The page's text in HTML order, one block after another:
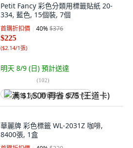
Petit Fancy 彩色分類用標籤貼紙 20-
334, 藍色, 15個裝, 7個
首購折扣價 40%$376
$225
($2.14/1張)
明天 8/9 (日) 預計送達
(102)
满 $1,500 再省 $75 (王道卡)
華麗牌 彩色標籤 WL-2031Z 咖啡,
8400張, 1盒